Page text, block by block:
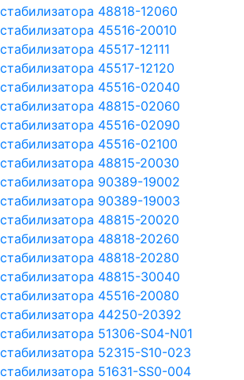
48818-12060
45516-20010
45517-12111
45517-12120
45516-02040
48815-02060
45516-02090
45516-02100
48815-20030
90389-19002
90389-19003
48815-20020
48818-20260
48818-20280
48815-30040
45516-20080
44250-20392
51306-S04-N01
52315-S10-023
51631-SS0-004